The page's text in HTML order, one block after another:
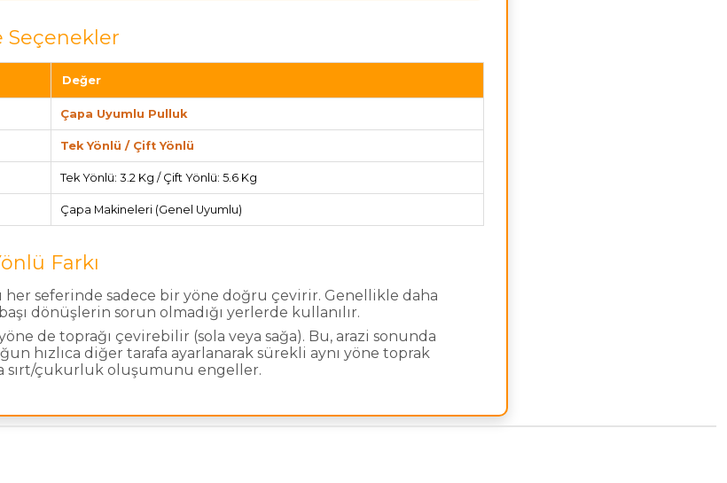
Seçenekler
Değer
Çapa Uyumlu Pulluk
Tek Yönlü / Çift Yönlü
Tek Yönlü: 3.2 Kg / Çift Yönlü: 5.6 Kg
Çapa Makineleri (Genel Uyumlu)
Farkı
her seferinde sadece bir yöne doğru çevirir. Genellikle daha
dönüşlerin sorun olmadığı yerlerde kullanılır.
de toprağı çevirebilir (sola veya sağa). Bu, arazi sonunda
hızlıca diğer tarafa ayarlanarak sürekli aynı yöne toprak
sırt/çukurluk oluşumunu engeller.